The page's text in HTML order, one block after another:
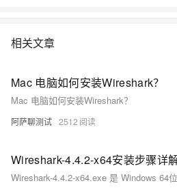
相关文章
Mac 电脑如何安装Wireshark？
Mac 电脑如何安装Wireshark？
阿萨聊测试 2512